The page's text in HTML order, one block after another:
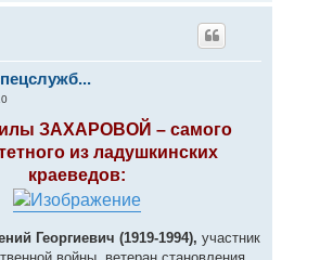
ЗАХАРОВОЙ – самого
из ладушкинских
краеведов:
Георгиевич (1919-1994), участник